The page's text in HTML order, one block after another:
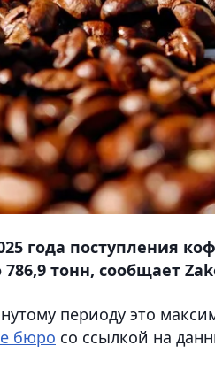
года поступления
тонн, сообщает
периоду это
бюро со ссылкой на